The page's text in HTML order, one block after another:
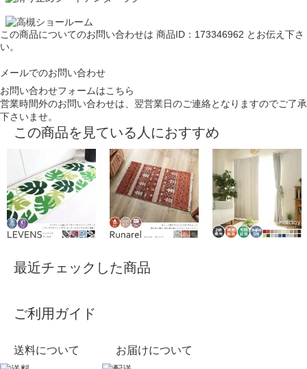
この商品についてのお問い合わせは 商品ID：173346962 とお伝え下さ
い。
メールでのお問い合わせ
お問い合わせフォームはこちら
営業時間外のお問い合わせは、翌営業日のご連絡となりますのでご了承
下さいませ。
この商品を見ている人におすすめ
最近チェックした商品
ご利用ガイド
送料について お届けについて